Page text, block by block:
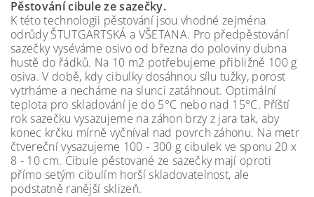
Pěstování cibule ze sazečky.
K této technologii pěstování jsou vhodné zejména
odrůdy ŠTUTGARTSKÁ a VŠETANA. Pro předpěstování
sazečky vyséváme osivo od března do poloviny dubna
hustě do řádků. Na 10 m2 potřebujeme přibližně 100 g
osiva. V době, kdy cibulky dosáhnou sílu tužky, porost
vytrháme a necháme na slunci zatáhnout. Optimální
teplota pro skladování je do 5°C nebo nad 15°C. Příští
rok sazečku vysazujeme na záhon brzy z jara tak, aby
konec krčku mírně vyčníval nad povrch záhonu. Na metr
čtvereční vysazujeme 100 - 300 g cibulek ve sponu 20 x
8 - 10 cm. Cibule pěstované ze sazečky mají oproti
přímo setým cibulím horší skladovatelnost, ale
podstatně ranější sklizeň.